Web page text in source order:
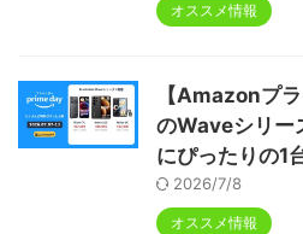
オススメ情報
【Amazonプ
のWaveシリー
にぴったりの1
2026/7/8
オススメ情報